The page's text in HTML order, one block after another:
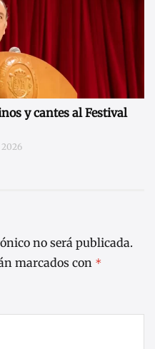
y cantes al Festival
2026
no será publicada.
marcados con *